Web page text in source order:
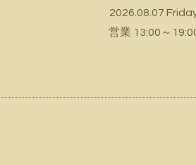
2026.08.07
営業 13:00～